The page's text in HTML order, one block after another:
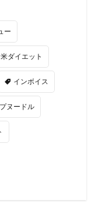
ー
ダイエット
インボイス
ヌードル